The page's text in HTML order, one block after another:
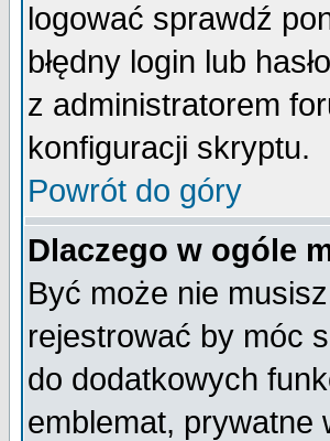
logować sprawdź
błędny login lub
z administratorem
konfiguracji skryptu.
Powrót do góry
Dlaczego w ogóle
Być może nie
rejestrować by móc
do dodatkowych
emblemat, prywatne